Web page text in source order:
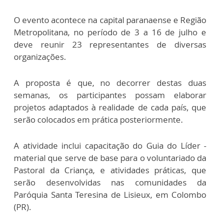
O evento acontece na capital paranaense e Região
Metropolitana, no período de 3 a 16 de julho e
deve reunir 23 representantes de diversas
organizações.
A proposta é que, no decorrer destas duas
semanas, os participantes possam elaborar
projetos adaptados à realidade de cada país, que
serão colocados em prática posteriormente.
A atividade inclui capacitação do Guia do Líder -
material que serve de base para o voluntariado da
Pastoral da Criança, e atividades práticas, que
serão desenvolvidas nas comunidades da
Paróquia Santa Teresina de Lisieux, em Colombo
(PR).